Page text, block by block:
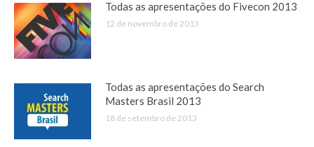
Todas as apresentações do Fivecon 2013
12 de novembro de 2013
Todas as apresentações do Search
Masters Brasil 2013
18 de setembro de 2013